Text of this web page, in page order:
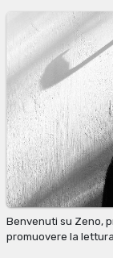
Benvenuti su Zeno,
promuovere la